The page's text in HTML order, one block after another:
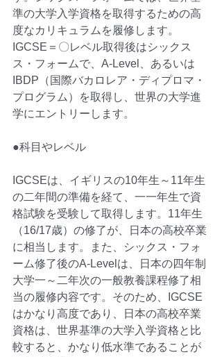
準の大学入学資格を取得するための高
度なカリキュラムを履修します。
IGCSE＝〇レベル取得後はシックス
ス・フォームで、A-Level、あるいは
IBDP（ 国際バカロレア ・ ディプロマ・
プログラム）を取得し、世界の大学進
学にエントリーします。
●科目やレベル
IGCSEは、イギリスの10年生～11年生
の二年間の準備を経て、一一年生で資
格試験を受験して取得します。11年生
（16/17歳）の修了が、日本の高校卒業
に相当します。また、シックス・フォ
ーム修了後のA-Levelは、日本の四年制
大学一～二年次の一般教養課程修了相
当の履修内容です。そのため、IGCSE
はかなり高度であり、日本の高校卒業
資格は、世界基準の大学入学資格と比
較すると、かなり低水準であることが